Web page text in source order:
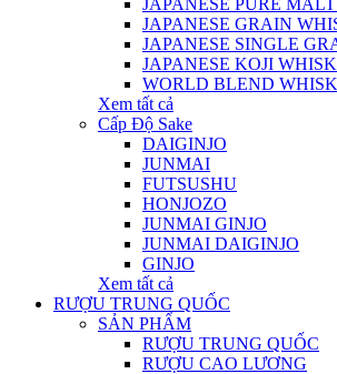
JAPANESE PURE
JAPANESE GRAIN
JAPANESE SINGLE
JAPANESE KOJI
WORLD BLEND
Xem tất cả
Cấp Độ Sake
DAIGINJO
JUNMAI
FUTSUSHU
HONJOZO
JUNMAI GINJO
JUNMAI DAIGINJO
GINJO
Xem tất cả
RƯỢU TRUNG QUỐC
SẢN PHẨM
RƯỢU TRUNG QUỐC
RƯỢU CAO LƯƠNG